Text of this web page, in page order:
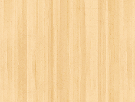
絞り込む